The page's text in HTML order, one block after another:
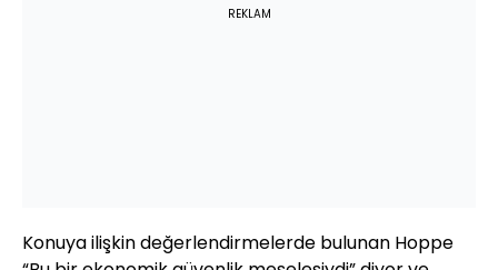
REKLAM
Konuya ilişkin değerlendirmelerde bulunan Hoppe